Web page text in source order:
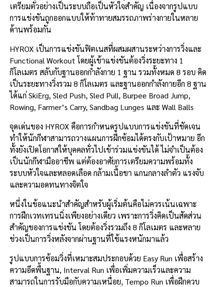
เตรียมตัวอย่างเป็นระบบถือเป็นหัวใจสำคัญ เนื่องจากรูปแบบ
การแข่งขันถูกออกแบบให้ท้าทายสมรรถภาพร่างกายในหลาย
ด้านพร้อมกัน
HYROX เป็นการแข่งขันฟิตเนสที่ผสมผสานระหว่างการวิ่งและ
Functional Workout โดยผู้เข้าแข่งขันต้องวิ่งระยะทาง 1
กิโลเมตร สลับกับฐานออกกำลังกาย 1 ฐาน รวมทั้งหมด 8 รอบ คิด
เป็นระยะทางวิ่งรวม 8 กิโลเมตร และฐานออกกำลังกายอีก 8 ฐาน
ได้แก่ SkiErg, Sled Push, Sled Pull, Burpee Broad Jump,
Rowing, Farmer’s Carry, Sandbag Lunges และ Wall Balls
จุดเด่นของ HYROX คือการกำหนดรูปแบบการแข่งขันที่ชัดเจน
ทำให้นักกีฬาสามารถวางแผนการฝึกซ้อมได้ตรงกับเป้าหมาย อีก
ทั้งยังเปิดโอกาสให้บุคคลทั่วไปเข้าร่วมแข่งขันได้ ไม่จำเป็นต้อง
เป็นนักกีฬามืออาชีพ แต่ต้องอาศัยการเตรียมความพร้อมทั้ง
ระบบหัวใจและหลอดเลือด กล้ามเนื้อขา แกนกลางลำตัว แรงจับ
และความอดทนทางจิตใจ
หนึ่งในข้อแนะนำสำคัญสำหรับผู้เริ่มต้นคือไม่ควรเน้นเฉพาะ
การฝึกเวทเทรนนิ่งเพียงอย่างเดียว เพราะการวิ่งคิดเป็นสัดส่วน
สำคัญของการแข่งขัน โดยต้องวิ่งรวมถึง 8 กิโลเมตร และหลาย
ช่วงเป็นการวิ่งหลังจากผ่านฐานที่ใช้แรงหนักมาแล้ว
รูปแบบการซ้อมวิ่งที่เหมาะสมประกอบด้วย Easy Run เพื่อสร้าง
ความอึดพื้นฐาน, Interval Run เพื่อเพิ่มความเร็วและความ
สามารถในการรับมือกับความเหนื่อย, Tempo Run เพื่อฝึกควบ